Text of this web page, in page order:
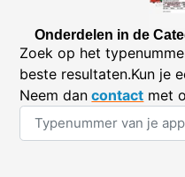
Onderdelen in de
Zoek op het
beste resultaten.Kun je
Neem dan contact met